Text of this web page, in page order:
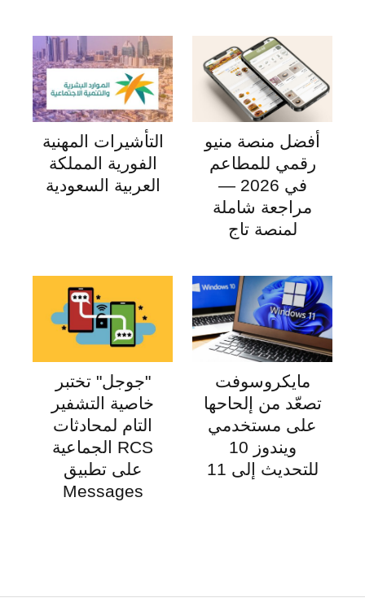
أفضل منصة منيو
رقمي للمطاعم
في 2026 —
مراجعة شاملة
لمنصة تاج
التأشيرات المهنية
الفورية المملكة
العربية السعودية
مايكروسوفت
تصعّد من إلحاحها
على مستخدمي
ويندوز 10
للتحديث إلى 11
"جوجل" تختبر
خاصية التشفير
التام لمحادثات
RCS الجماعية
على تطبيق
Messages